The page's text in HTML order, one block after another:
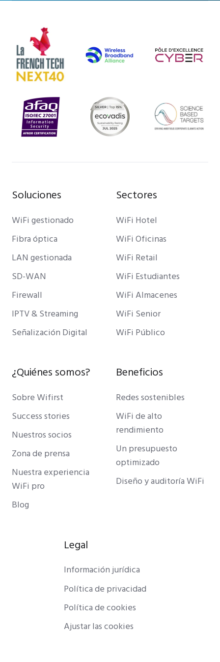
Soluciones
WiFi gestionado
Fibra óptica
LAN gestionada
SD-WAN
Firewall
IPTV & Streaming
Señalización Digital
Sectores
WiFi Hotel
WiFi Oficinas
WiFi Retail
WiFi Estudiantes
WiFi Almacenes
WiFi Senior
WiFi Público
¿Quiénes somos?
Sobre Wifirst
Success stories
Nuestros socios
Zona de prensa
Nuestra experiencia
WiFi pro
Blog
Beneficios
Redes sostenibles
WiFi de alto
rendimiento
Un presupuesto
optimizado
Diseño y auditoría WiFi
Legal
Información jurídica
Política de privacidad
Política de cookies
Ajustar las cookies